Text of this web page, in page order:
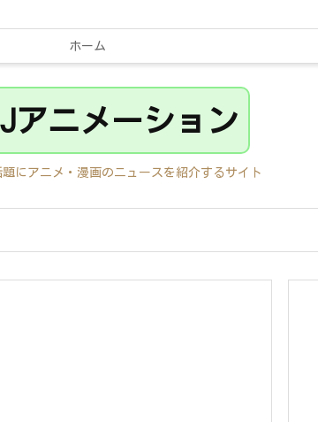
ホーム
アニメーション
にアニメ・漫画のニュースを紹介するサイト